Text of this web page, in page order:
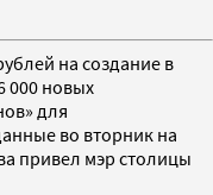
на создание в
000 новых
для
во вторник на
привел мэр столицы